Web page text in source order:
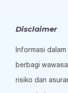
Disclaimer
Informasi
berbagi
risiko dan